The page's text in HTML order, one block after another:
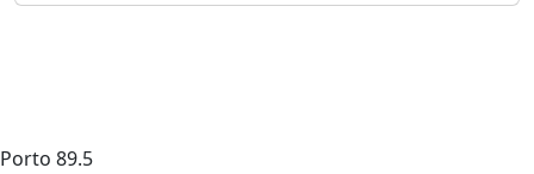
Porto 89.5